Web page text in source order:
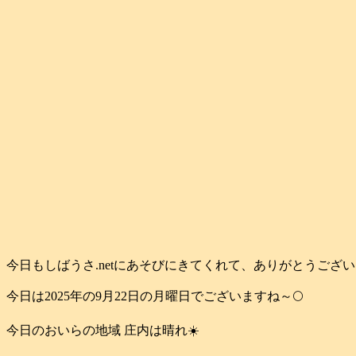
今日もしばうさ.netにあそびにきてくれて、ありがとうござ
今日は2025年の9月22日の月曜日でございますね～🌕️
今日のおいらの地域 庄内は晴れ☀️